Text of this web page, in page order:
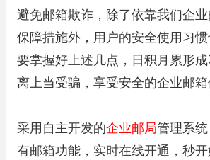
避免邮箱欺诈，除了依靠我们企
保障措施外，用户的安全使用习
要掌握好上述几点，日积月累形
离上当受骗，享受安全的企业邮箱
采用自主开发的企业邮局管理系
有邮箱功能，实时在线开通，秒